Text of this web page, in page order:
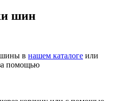
шин
в нашем каталоге или
помощью